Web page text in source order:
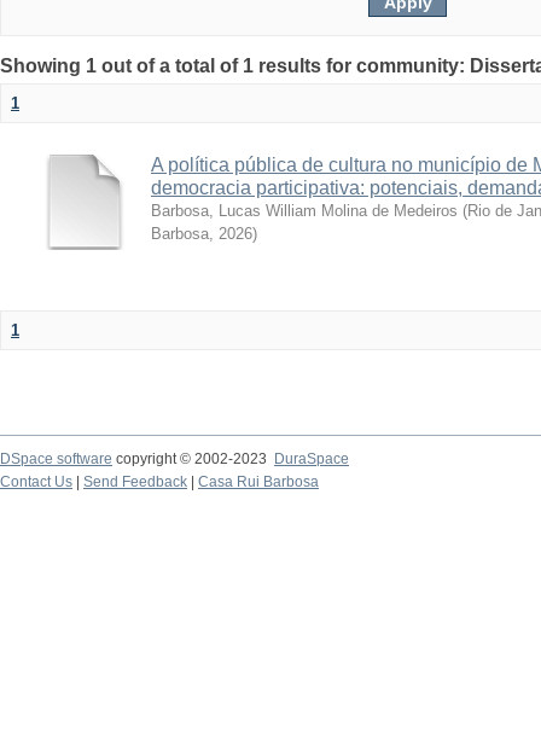
Showing 1 out of a total of 1 results for community:
1
A política pública de cultura no município de
democracia participativa: potenciais,
Barbosa, Lucas William Molina de Medeiros (Rio de
Barbosa, 2026)
1
DSpace software copyright © 2002-2023
DuraSpace
Contact Us
Send Feedback Casa Rui Barbosa